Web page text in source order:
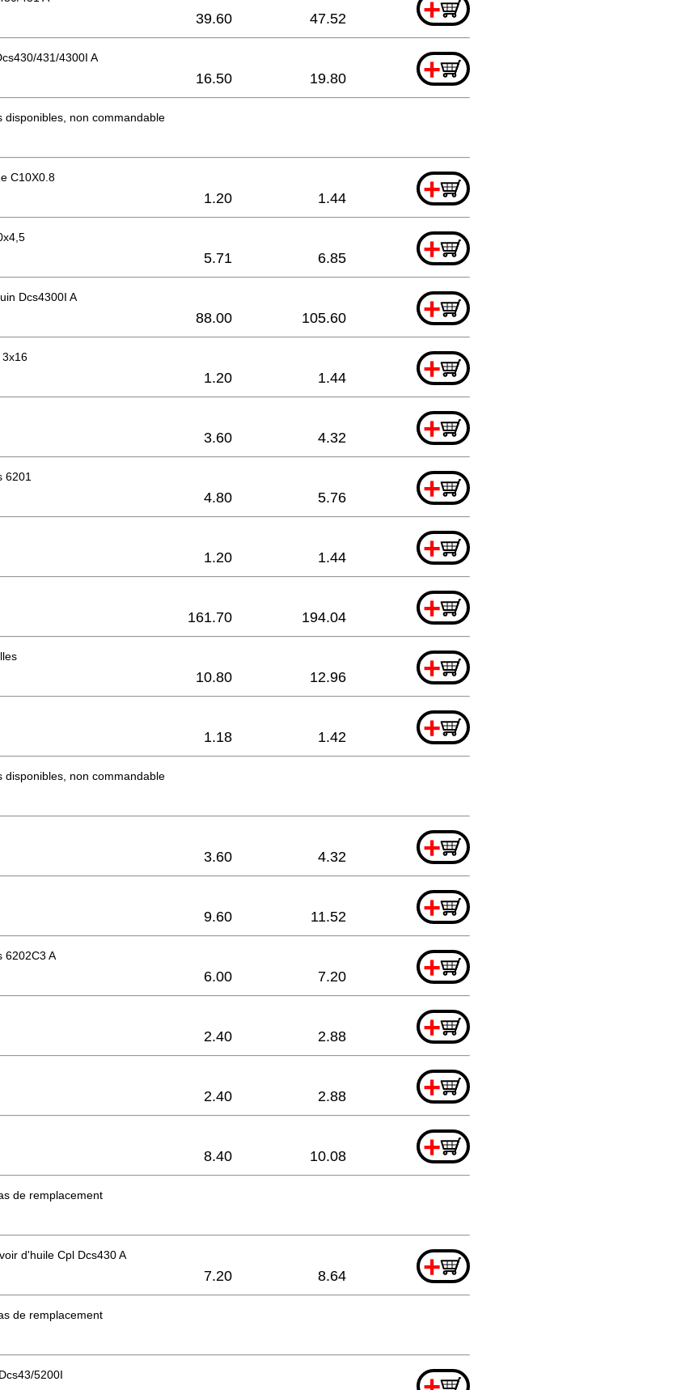
+
39.60 47.52
431/4300I A +
16.50 19.80
disponibles, non commandable
C10X0.8 +
1.20 1.44
+
5.71 6.85
Dcs4300I A +
88.00 105.60
3x16 +
1.20 1.44
+
3.60 4.32
6201 +
4.80 5.76
+
1.20 1.44
+
161.70 194.04
+
10.80 12.96
+
1.18 1.42
disponibles, non commandable
+
3.60 4.32
+
9.60 11.52
6202C3 A +
6.00 7.20
+
2.40 2.88
+
2.40 2.88
+
8.40 10.08
de remplacement
d'huile Cpl Dcs430 A +
7.20 8.64
de remplacement
5200I